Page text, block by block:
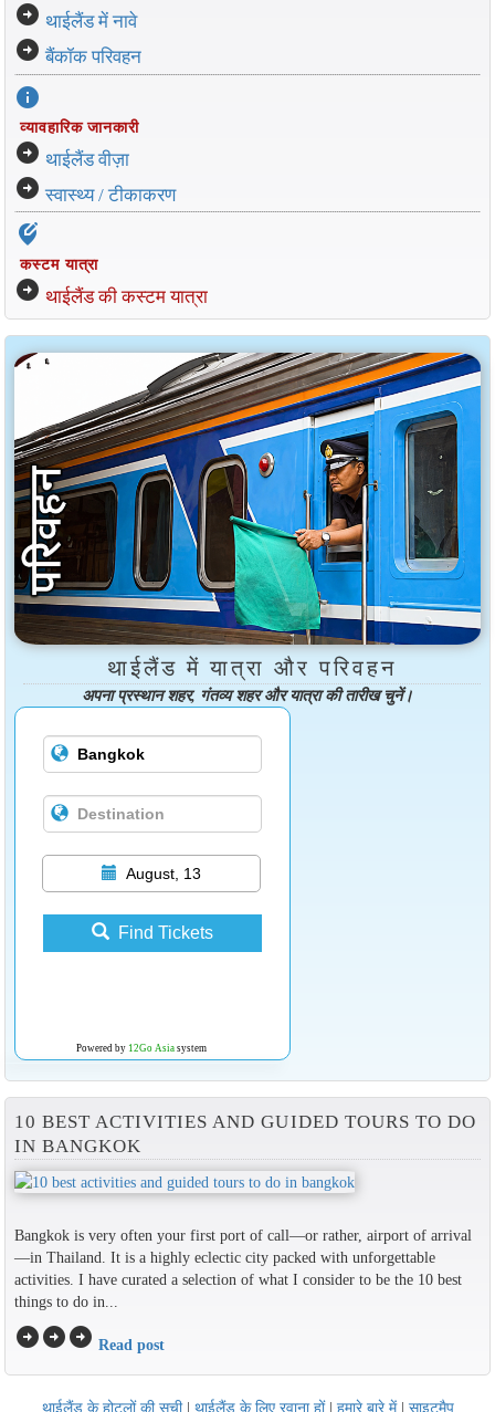
arrow_circle_right थाईलैंड में नावे
arrow_circle_right बैंकॉक परिवहन
info
व्यावहारिक जानकारी
arrow_circle_right थाईलैंड वीज़ा
arrow_circle_right स्वास्थ्य / टीकाकरण
edit_location_alt
कस्टम यात्रा
arrow_circle_right थाईलैंड की कस्टम यात्रा
थाईलैंड में यात्रा और परिवहन
अपना प्रस्थान शहर, गंतव्य शहर और यात्रा की तारीख चुनें।
August, 13
Find Tickets
Powered by 12Go Asiasystem
10 BEST ACTIVITIES AND GUIDED TOURS TO DO
IN BANGKOK
Bangkok is very often your first port of call—or rather, airport of arrival
—in Thailand. It is a highly eclectic city packed with unforgettable
activities. I have curated a selection of what I consider to be the 10 best
things to do in...
arrow_circle_rightarrow_circle_rightarrow_circle_right Read post
थाईलैंड के होटलों की सूची| थाईलैंड के लिए रवाना हों| हमारे बारे में| साइटमैप